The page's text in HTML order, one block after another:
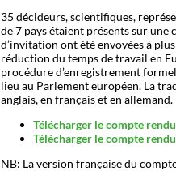
35 décideurs, scientifiques,
de 7 pays étaient présents sur
d’invitation ont été envoyées à
réduction du temps de travail en
procédure d’enregistrement
lieu au Parlement européen. La
anglais, en français et en allemand.
Télécharger le compte
Télécharger le compte
NB: La version française du